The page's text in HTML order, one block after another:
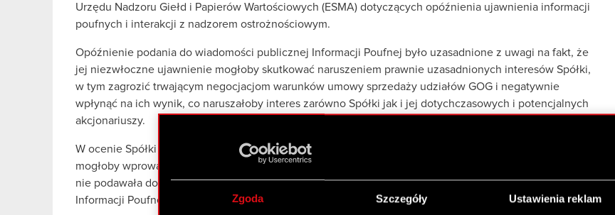
Zgoda Szczegóły Ustawienia reklam
Urzędu Nadzoru Giełd i Papierów Wartościowych (ESMA) dotyczących opóźnienia ujawnienia informacji
poufnych i interakcji z nadzorem ostrożnościowym.
Opóźnienie podania do wiadomości publicznej Informacji Poufnej było uzasadnione z uwagi na fakt, że
jej niezwłoczne ujawnienie mogłoby skutkować naruszeniem prawnie uzasadnionych interesów Spółki,
w tym zagrozić trwającym negocjacjom warunków umowy sprzedaży udziałów GOG i negatywnie
wpłynąć na ich wynik, co naruszałoby interes zarówno Spółki jak i jej dotychczasowych i potencjalnych
akcjonariuszy.
W ocenie Spółki nie istniały przesłanki wskazujące na to, że opóźnienie ujawnienia Informacji Poufnej
mogłoby wprowadzić w błąd opinię publiczną. Spółka w swej dotychczasowej praktyce informacyjnej
nie podawała do publicznej wiadomości żadnych informacji dotyczących przedmiotu opóźnionej
Informacji Poufnej.